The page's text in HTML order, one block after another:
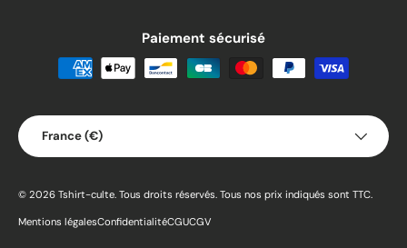
Paiement sécurisé
Pays
France (€)
© 2026 Tshirt-culte Tous droits réservés. Tous nos prix indiqués sont TTC.
Mentions légalesConfidentialitéCGUCGV